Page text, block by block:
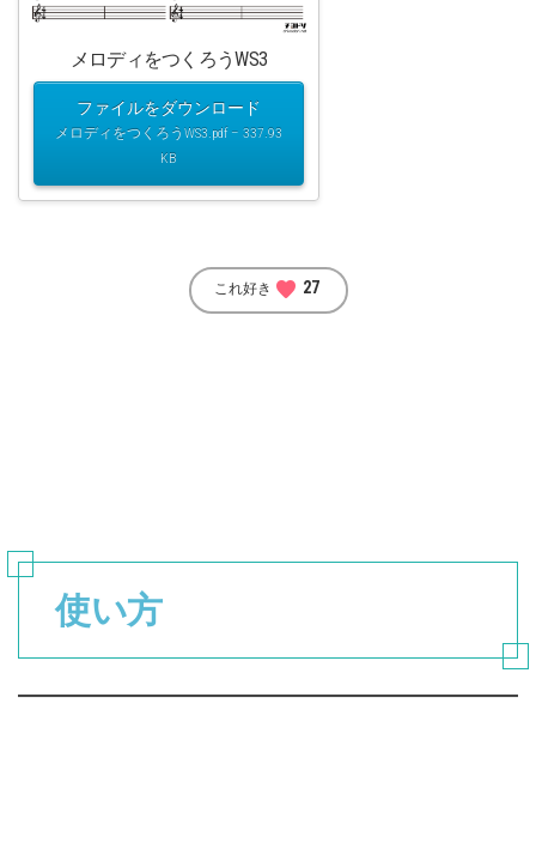
メロディをつくろうWS3
ファイルをダウンロード
メロディをつくろうWS3.pdf – 337.93
KB
これ好き favorite 27
使い方